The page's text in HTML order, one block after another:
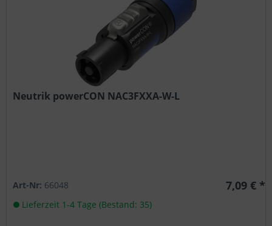
Neutrik powerCON NAC3FXXA-W-L
Art-Nr: 66048 7,09 € *
Lieferzeit 1-4 Tage (Bestand: 35)